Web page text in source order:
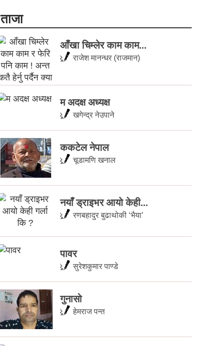
ताजा
आँखा चिम्लेर काम काम...
राजेश मानन्धर (राजमान)
म अदक्ष अध्यक्ष
खगेन्द्र नेउपाने
ककटेल नेपाल
चूडामणि खनाल
नयाँ ड्राइभर आयो केही...
रणबहादुर बुढाथोकी ‘भैया’
पावर
सुरेशकुमार पाण्डे
गुनासो
हेमराज पन्त